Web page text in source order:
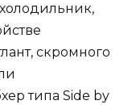
скромного
типа Side by